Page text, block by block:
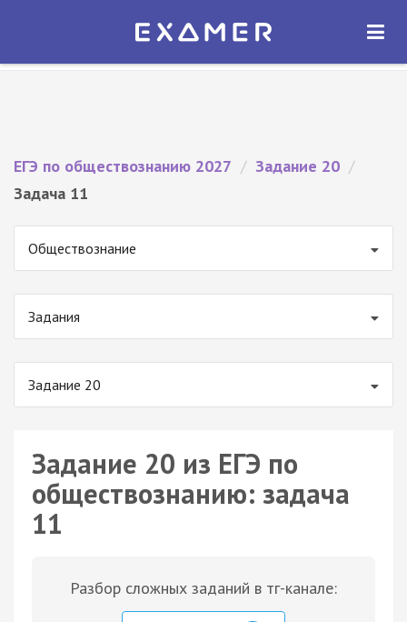
Экзамер — ЕГЭ 2027
ОТКРЫТЬ
ЕГЭ по обществознанию 2027 / Задание 20 /
Задача 11
Обществознание
Задания
Задание 20
Задание 20 из ЕГЭ по
обществознанию: задача
11
Разбор сложных заданий в тг-канале: